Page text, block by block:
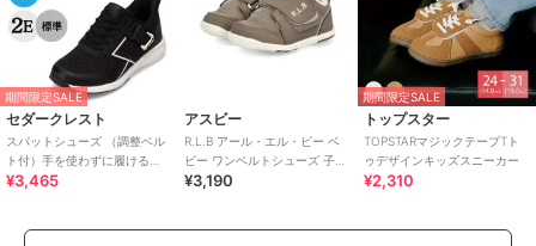
期間限定SALE
セダークレスト
スパットシューズ （調整ベル
ト付）手を使わずに履ける
【19.0cm～24.0cm】
¥3,465
アスビー
R.L.B アール・エル・ビー ベ
ビー ワンベルトシューズ 子供
靴 キッズスニーカー ストラッ
¥3,190
期間限定SALE
トップスター
TOPSTARマジックテープTト
ゥデザインキッズスニーカー
¥2,310